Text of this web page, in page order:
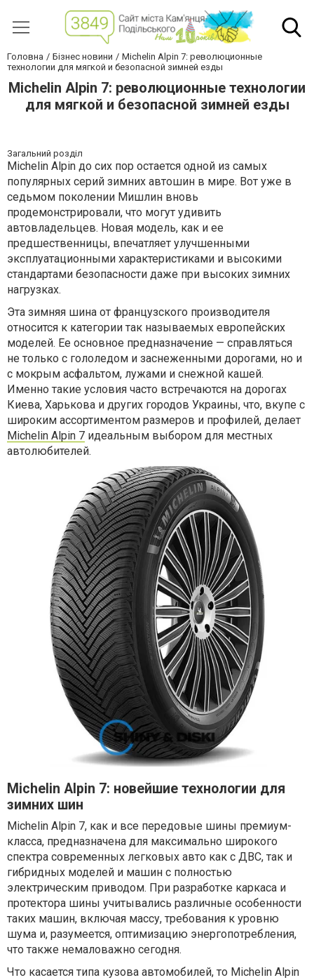
Головна Бізнес новини
Michelin Alpin 7: революционные
технологии для мягкой и безопасной зимней езды
Michelin Alpin 7: революционные технологии
для мягкой и безопасной зимней езды
Загальний розділ
Michelin Alpin до сих пор остается одной из самых
популярных серий зимних автошин в мире. Вот уже в
седьмом поколении Мишлин вновь
продемонстрировали, что могут удивить
автовладельцев. Новая модель, как и ее
предшественницы, впечатляет улучшенными
эксплуатационными характеристиками и высокими
стандартами безопасности даже при высоких зимних
нагрузках.
Эта зимняя шина от французского производителя
относится к категории так называемых европейских
моделей. Ее основное предназначение — справляться
не только с гололедом и заснеженными дорогами, но и
с мокрым асфальтом, лужами и снежной кашей.
Именно такие условия часто встречаются на дорогах
Киева, Харькова и других городов Украины, что, вкупе с
широким ассортиментом размеров и профилей, делает
Michelin Alpin 7 идеальным выбором для местных
автолюбителей.
Michelin Alpin 7: новейшие технологии для
зимних шин
Michelin Alpin 7, как и все передовые шины премиум-
класса, предназначена для максимально широкого
спектра современных легковых авто как с ДВС, так и
гибридных моделей и машин с полностью
электрическим приводом. При разработке каркаса и
протектора шины учитывались различные особенности
таких машин, включая массу, требования к уровню
шума и, разумеется, оптимизацию энергопотребления,
что также немаловажно сегодня.
Что касается типа кузова автомобилей, то Michelin Alpin